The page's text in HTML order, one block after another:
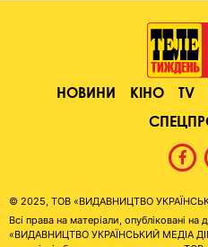
НОВИНИ КІНО TV
© 2025, ТОВ «ВИДАВНИЦТВО
Всі права на матеріали, опубліковані
«ВИДАВНИЦТВО УКРАЇНСЬКИЙ МЕДІА